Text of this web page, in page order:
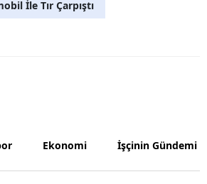
İle Tır Çarpıştı
Ekonomi İşçinin Gündemi